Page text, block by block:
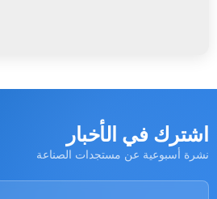
في الأخبار
أسبوعية عن مستجدات الصناعة